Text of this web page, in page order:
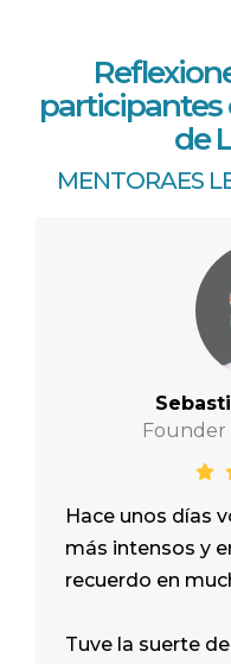
participantes
de
MENTORAES
Founder
Hace unos días
más intensos y
recuerdo en
Tuve la suerte